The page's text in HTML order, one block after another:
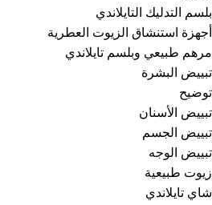
بلسم التدليك التايلاندي
أجهزة استنشاق الزيوت العطرية
مرهم طبيعي وبلسم تايلاندي
تبييض البشرة
توضيح
تبييض الأسنان
تبييض الجسم
تبييض الوجه
زيوت طبيعية
شاي تايلاندي